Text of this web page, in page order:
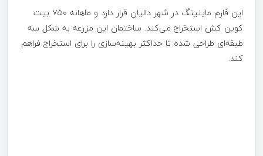
این فارم ماینینگ در شهر دالیان قرار دارد و ماهانه ۷۵۰ بیت
کوین کش استخراج می‌کند. ساختمان این مزرعه به شکل سه
طبقه‌ای طراحی شده تا حداکثر بهینه‌سازی را برای استخراج فراهم
کند.